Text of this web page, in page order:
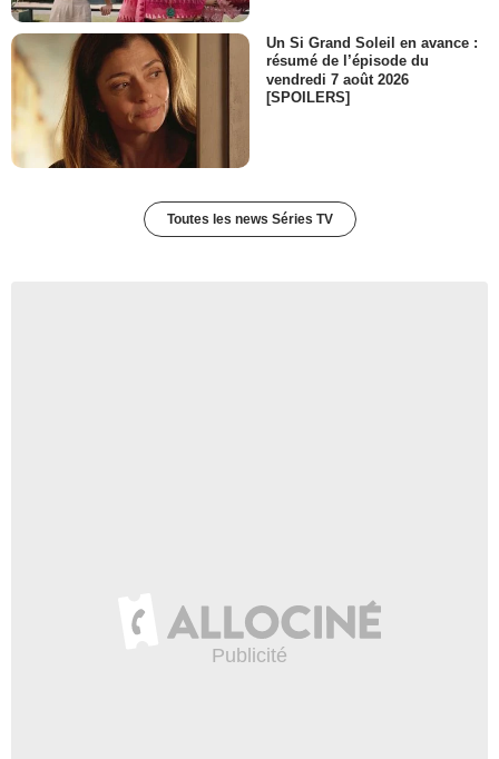
Un Si Grand Soleil en avance :
résumé de l’épisode du
vendredi 7 août 2026
[SPOILERS]
Toutes les news Séries TV